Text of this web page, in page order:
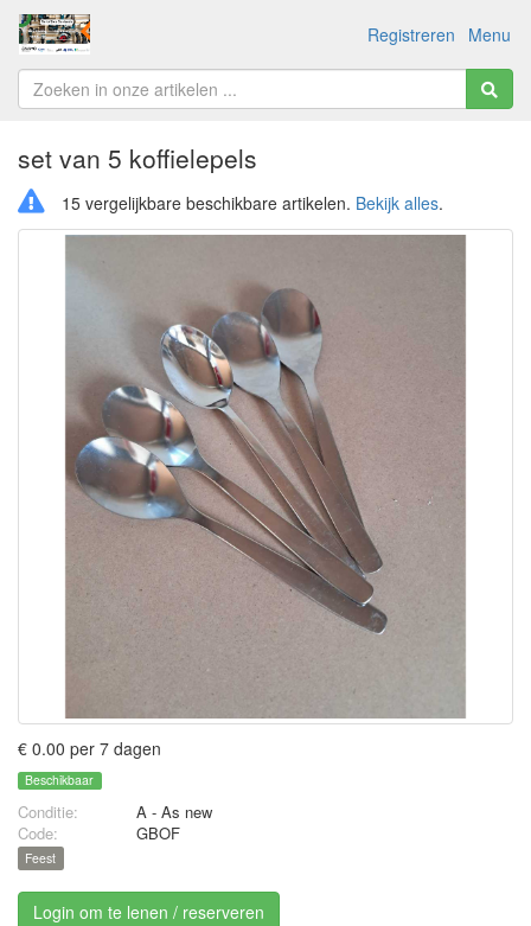
Menu
Registreren
set van 5 koffielepels
15 vergelijkbare beschikbare artikelen. Bekijk alles.
€ 0.00 per 7 dagen
Beschikbaar
Conditie:
A - As new
Code:
GBOF
Feest
Login om te lenen / reserveren